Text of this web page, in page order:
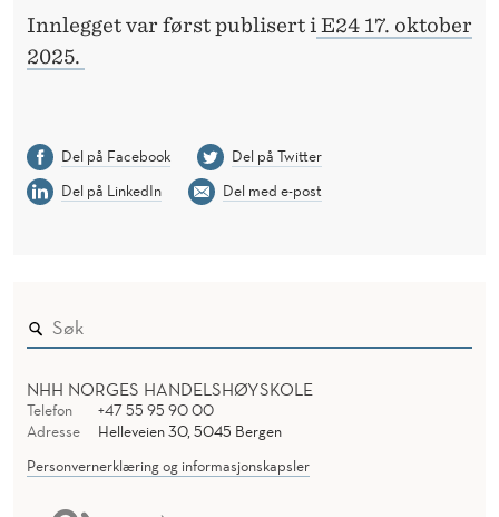
Innlegget var først publisert i E24 17. oktober
2025.
Del på Facebook
Del på Twitter
Del på LinkedIn
Del med e-post
NHH NORGES HANDELSHØYSKOLE
Telefon
+47 55 95 90 00
Adresse
Helleveien 30, 5045 Bergen
Personvernerklæring og informasjonskapsler